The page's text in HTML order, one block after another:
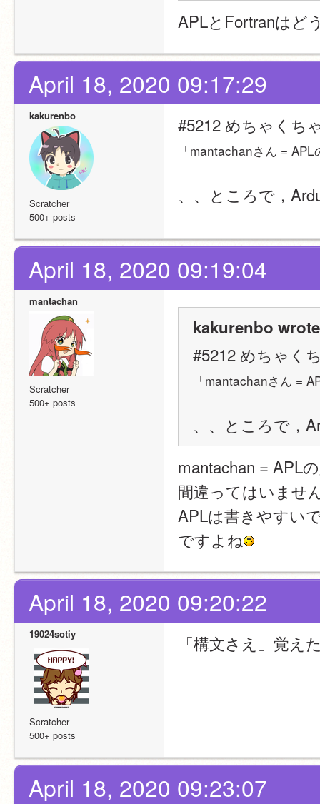
APLとFortranはど
April 18, 2020 09:17:29
kakurenbo
Scratcher
500+ posts
#5212 めちゃくち
「mantachanさん =
、、ところで，
April 18, 2020 09:19:04
mantachan
Scratcher
500+ posts
kakurenbo
#5212 めちゃく
「mantachanさん =
、、ところで，
mantachan = APL
間違ってはいませ
APLは書きやすい
ですよね
April 18, 2020 09:20:22
19024sotiy
Scratcher
500+ posts
「構文さえ」覚
April 18, 2020 09:23:07